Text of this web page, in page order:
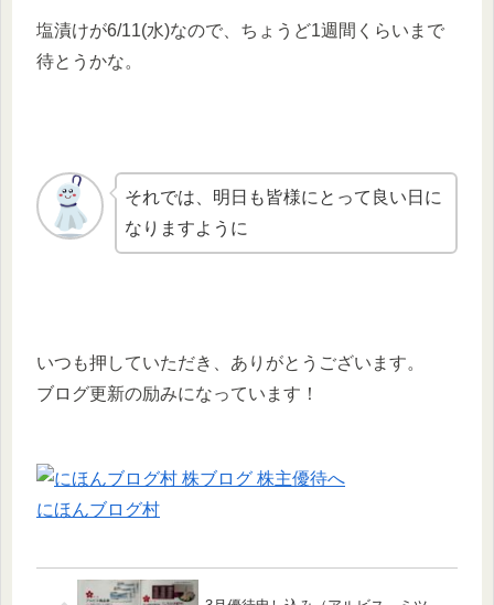
塩漬けが6/11(水)なので、ちょうど1週間くらいまで
待とうかな。
それでは、明日も皆様にとって良い日に
なりますように
いつも押していただき、ありがとうございます。
ブログ更新の励みになっています！
にほんブログ村